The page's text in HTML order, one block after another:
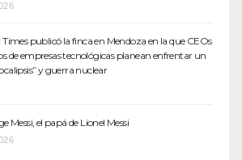
Times publicó la finca en Mendoza en la que CEOs
de empresas tecnológicas planean enfrentar un
y guerra nuclear
Messi, el papá de Lionel Messi